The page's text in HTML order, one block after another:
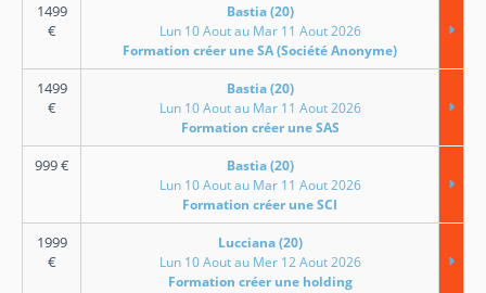
1499
€
Bastia (20)
Lun 10 Aout au Mar 11 Aout 2026
Formation créer une SA (Société Anonyme)
1499
€
Bastia (20)
Lun 10 Aout au Mar 11 Aout 2026
Formation créer une SAS
999€
Bastia (20)
Lun 10 Aout au Mar 11 Aout 2026
Formation créer une SCI
1999
€
Lucciana (20)
Lun 10 Aout au Mer 12 Aout 2026
Formation créer une holding